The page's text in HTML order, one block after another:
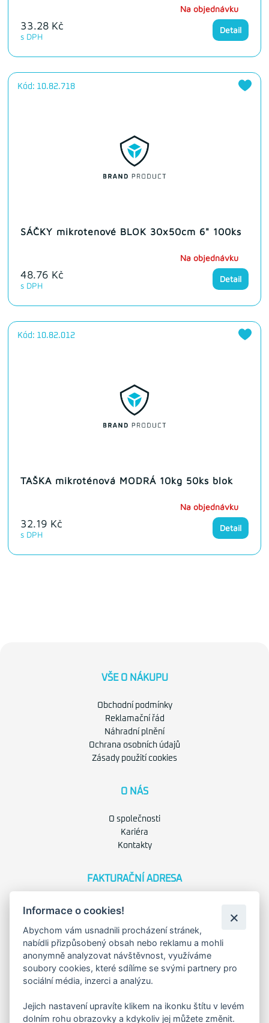
33.28 Kč
s DPH
Na objednávku
Detail
Kód: 10.82.718
SÁČKY mikrotenové BLOK 30x50cm 6" 100ks
48.76 Kč
s DPH
Na objednávku
Detail
Kód: 10.82.012
TAŠKA mikroténová MODRÁ 10kg 50ks blok
32.19 Kč
s DPH
Na objednávku
Detail
VŠE O NÁKUPU
Obchodní podmínky
Reklamační řád
Náhradní plnění
Ochrana osobních údajů
Zásady použití cookies
O NÁS
O společnosti
Kariéra
Kontakty
FAKTURAČNÍ ADRESA
Družstevní 1394/12
Praha 4 - Nusle, 140 00
DIČ: CZ28404009
KORESP. ADRESA A SKLAD
Lutopecny 159 (areál bývalého ZD)
Informace o cookies!
Abychom vám usnadnili procházení stránek,
nabídli přizpůsobený obsah nebo reklamu a mohli
anonymně analyzovat návštěvnost, využíváme
soubory cookies, které sdílíme se svými partnery pro
sociální média, inzerci a analýzu.
Jejich nastavení upravíte klikem na ikonku štítu v levém
dolním rohu obrazovky a kdykoliv jej můžete změnit.